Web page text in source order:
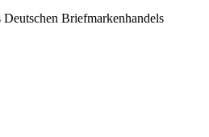
Briefmarkenhandels